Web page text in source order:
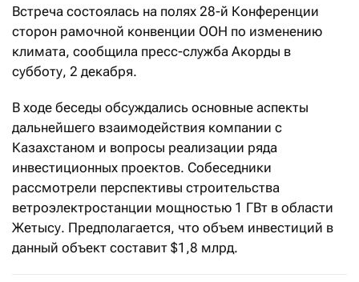
Встреча состоялась на полях 28-й Конференции
сторон рамочной конвенции ООН по изменению
климата, сообщила пресс-служба Акорды в
субботу, 2 декабря.
В ходе беседы обсуждались основные аспекты
дальнейшего взаимодействия компании с
Казахстаном и вопросы реализации ряда
инвестиционных проектов. Собеседники
рассмотрели перспективы строительства
ветроэлектростанции мощностью 1 ГВт в области
Жетысу. Предполагается, что объем инвестиций в
данный объект составит $1,8 млрд.